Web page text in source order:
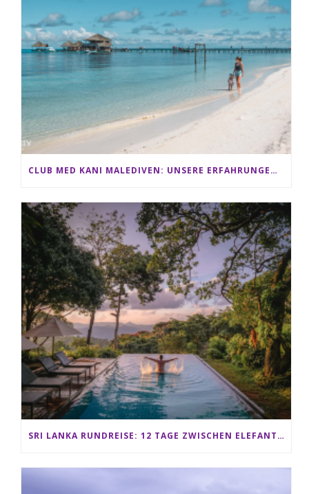
CLUB MED KANI MALEDIVEN: UNSERE ERFAHRUNGEN IM ALL-INCLUSIVE PARADIES
SRI LANKA RUNDREISE: 12 TAGE ZWISCHEN ELEFANTEN, TEEPLANTAGEN & STRAND ALS FAMILIE